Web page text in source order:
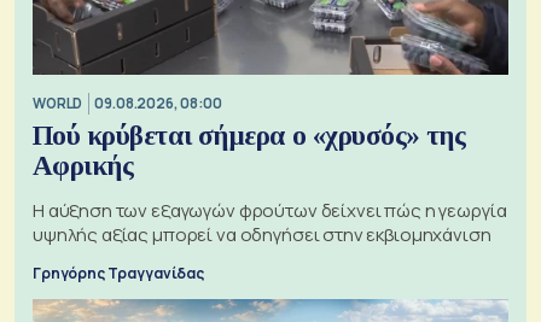
WORLD 09.08.2026, 08:00
Πού κρύβεται σήμερα ο «χρυσός» της
Αφρικής
Η αύξηση των εξαγωγών φρούτων δείχνει πώς η γεωργία
υψηλής αξίας μπορεί να οδηγήσει στην εκβιομηχάνιση
Γρηγόρης Τραγγανίδας